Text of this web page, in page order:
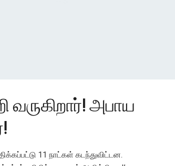
வருகிறார்! அபாய
11 நாட்கள் கடந்துவிட்டன.